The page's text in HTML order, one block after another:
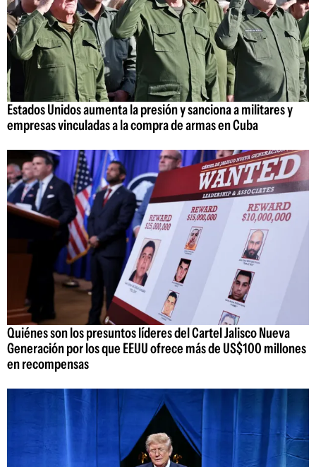
Estados Unidos aumenta la presión y sanciona a militares y
empresas vinculadas a la compra de armas en Cuba
Quiénes son los presuntos líderes del Cartel Jalisco Nueva
Generación por los que EEUU ofrece más de US$100 millones
en recompensas